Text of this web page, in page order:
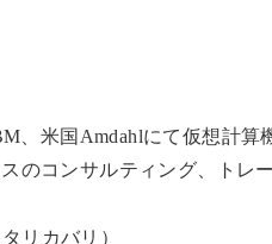
、米国Amdahlにて仮想計
のコンサルティング、トレ
リカバリ）